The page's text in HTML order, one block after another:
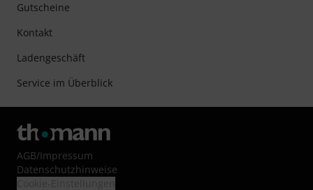
Gutscheine
Kontakt
Ladengeschäft
Service im Überblick
AGB/Impressum
Datenschutzhinweise